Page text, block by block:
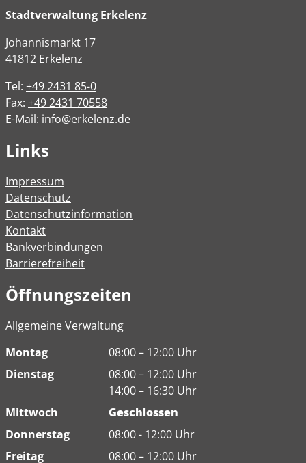
Stadtverwaltung Erkelenz
Johannismarkt 17
41812 Erkelenz
Tel: +49 2431 85-0
Fax: +49 2431 70558
E-Mail: info@erkelenz.de
Links
Impressum
Datenschutz
Datenschutzinformation
Kontakt
Bankverbindungen
Barrierefreiheit
Öffnungszeiten
Allgemeine Verwaltung
Montag
08:00 – 12:00 Uhr
Dienstag
08:00 – 12:00 Uhr
14:00 – 16:30 Uhr
Mittwoch
Geschlossen
Donnerstag
08:00 - 12:00 Uhr
Freitag
08:00 – 12:00 Uhr